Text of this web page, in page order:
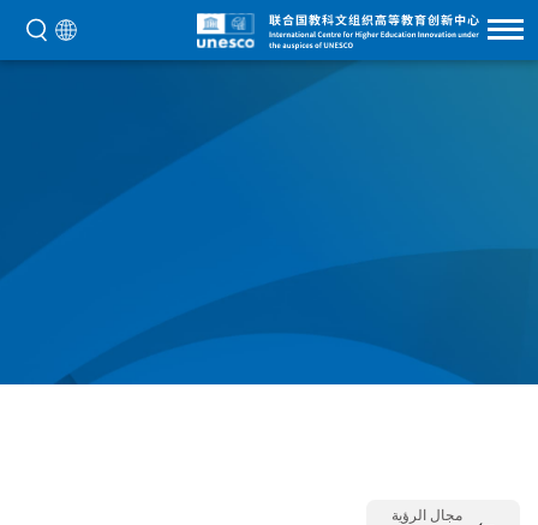
مجال الرؤية